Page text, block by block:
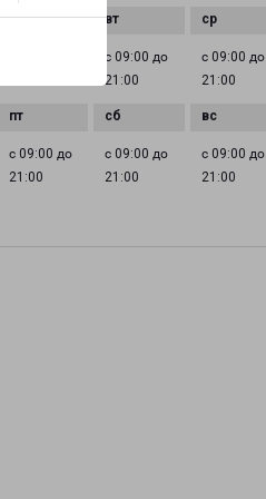
с 09:00 до
21:00
с 09:00 до
21:00
с 09:00 до
21:00
с 09:00 до
21:00
с 09:00 до
21:00